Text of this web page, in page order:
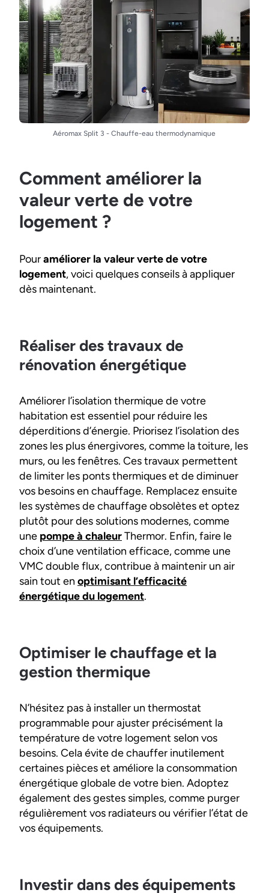
Aéromax Split 3 - Chauffe-eau thermodynamique
Comment améliorer la
valeur verte de votre
logement ?
Pouraméliorer la valeur verte de votre
logement, voici quelques conseils à appliquer
dès maintenant.
Réaliser des travaux de
rénovation énergétique
Améliorer l’isolation thermique de votre
habitation est essentiel pour réduire les
déperditions d’énergie. Priorisez l’isolation des
zones les plus énergivores, comme la toiture, les
murs, ou les fenêtres. Ces travaux permettent
de limiter les ponts thermiques et de diminuer
vos besoins en chauffage. Remplacez ensuite
les systèmes de chauffage obsolètes et optez
plutôt pour des solutions modernes, comme
une pompe à chaleurThermor. Enfin, faire le
choix d’une ventilation efficace, comme une
VMC double flux, contribue à maintenir un air
sain tout en optimisant l’efficacité
énergétique du logement.
Optimiser le chauffage et la
gestion thermique
N’hésitez pas à installer un thermostat
programmable pour ajuster précisément la
température de votre logement selon vos
besoins. Cela évite de chauffer inutilement
certaines pièces et améliore la consommation
énergétique globale de votre bien. Adoptez
également des gestes simples, comme purger
régulièrement vos radiateurs ou vérifier l’état de
vos équipements.
Investir dans des équipements